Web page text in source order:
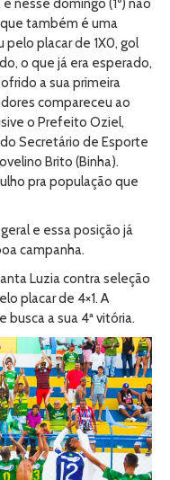
nesse domingo (1º) não
também é uma
placar de 1X0, gol
o que já era esperado,
a sua primeira
compareceu ao
o Prefeito Oziel,
Secretário de Esporte
Brito (Binha).
pra população que
e essa posição já
campanha.
Luzia contra seleção
placar de 4×1. A
a sua 4ª vitória.